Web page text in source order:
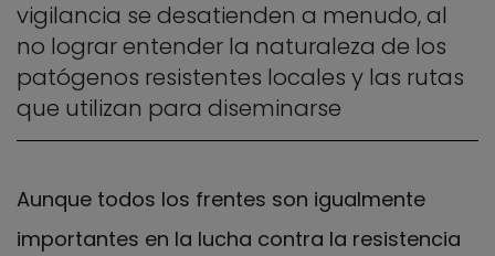
vigilancia se desatienden a menudo, al
no lograr entender la naturaleza de los
patógenos resistentes locales y las rutas
que utilizan para diseminarse
Aunque todos los frentes son igualmente
importantes en la lucha contra la resistencia